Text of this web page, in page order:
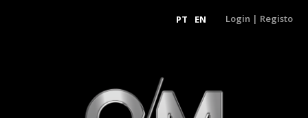
PT EN Login | Registo